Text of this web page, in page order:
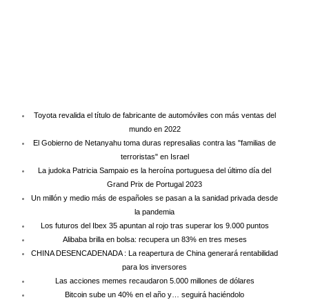
Toyota revalida el título de fabricante de automóviles con más ventas del
mundo en 2022
El Gobierno de Netanyahu toma duras represalias contra las "familias de
terroristas" en Israel
La judoka Patricia Sampaio es la heroína portuguesa del último día del
Grand Prix de Portugal 2023
Un millón y medio más de españoles se pasan a la sanidad privada desde
la pandemia
Los futuros del Ibex 35 apuntan al rojo tras superar los 9.000 puntos
Alibaba brilla en bolsa: recupera un 83% en tres meses
CHINA DESENCADENADA : La reapertura de China generará rentabilidad
para los inversores
Las acciones memes recaudaron 5.000 millones de dólares
Bitcoin sube un 40% en el año y… seguirá haciéndolo